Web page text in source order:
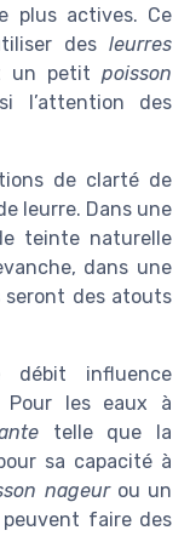
plus actives. Ce
des leurres
un petit poisson
l’attention des
de clarté de
leurre. Dans une
teinte naturelle
dans une
seront des atouts
débit influence
Pour les eaux à
telle que la
sa capacité à
nageurou un
faire des